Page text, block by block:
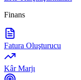
Finans
Fatura Oluşturucu
Kâr Marjı